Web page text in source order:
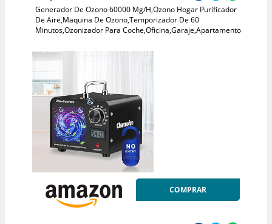
Generador De Ozono 60000 Mg/H,Ozono Hogar Purificador
De Aire,Maquina De Ozono,Temporizador De 60
Minutos,Ozonizador Para Coche,Oficina,Garaje,Apartamento
COMPRAR